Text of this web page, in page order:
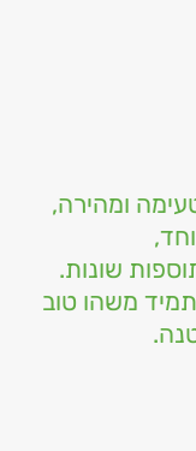
ומהירה,
שונות.
משהו טוב